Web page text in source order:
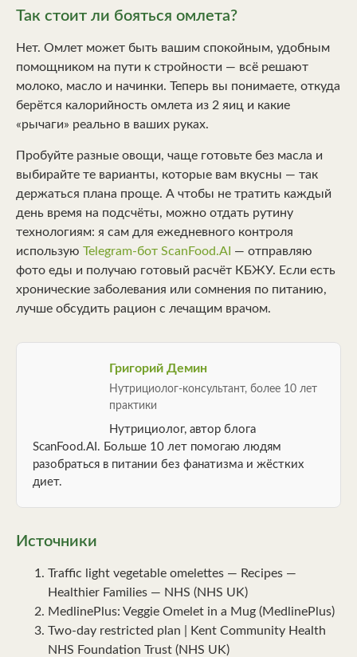
Так стоит ли бояться омлета?
Нет. Омлет может быть вашим спокойным, удобным
помощником на пути к стройности — всё решают
молоко, масло и начинки. Теперь вы понимаете, откуда
берётся калорийность омлета из 2 яиц и какие
«рычаги» реально в ваших руках.
Пробуйте разные овощи, чаще готовьте без масла и
выбирайте те варианты, которые вам вкусны — так
держаться плана проще. А чтобы не тратить каждый
день время на подсчёты, можно отдать рутину
технологиям: я сам для ежедневного контроля
использую Telegram-бот ScanFood.AI — отправляю
фото еды и получаю готовый расчёт КБЖУ. Если есть
хронические заболевания или сомнения по питанию,
лучше обсудить рацион с лечащим врачом.
Григорий Демин
Нутрициолог-консультант, более 10 лет
практики
Нутрициолог, автор блога
ScanFood.AI. Больше 10 лет помогаю людям
разобраться в питании без фанатизма и жёстких
диет.
Источники
Traffic light vegetable omelettes — Recipes —
Healthier Families — NHS (NHS UK)
MedlinePlus: Veggie Omelet in a Mug (MedlinePlus)
Two-day restricted plan | Kent Community Health
NHS Foundation Trust (NHS UK)